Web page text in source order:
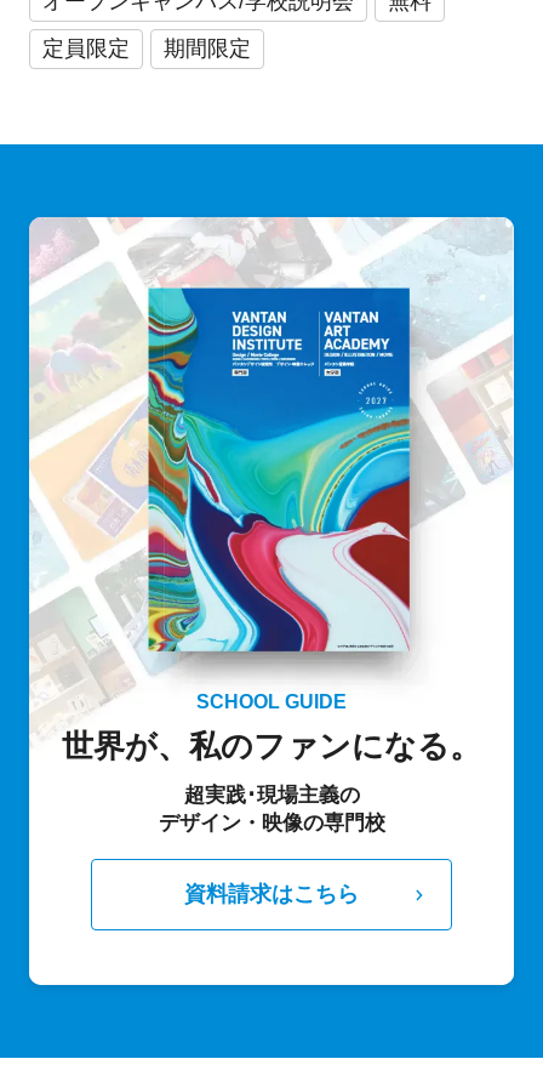
定員限定
期間限定
SCHOOL GUIDE
世界が、私のファンになる。
超実践･現場主義の
デザイン・映像の専門校
資料請求はこちら